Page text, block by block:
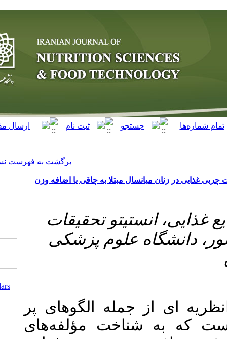
به چاقی یا اضافه وزن
تحقیقات
پزشکی
الگو‌های پر
مؤلفه‌های
BibTeX
Send citation to:
Mendeley
Zotero
RefWorks